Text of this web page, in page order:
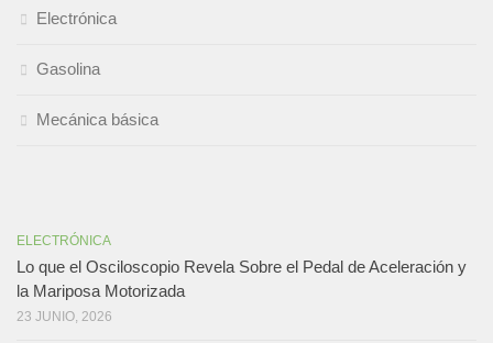
Electrónica
Gasolina
Mecánica básica
ELECTRÓNICA
Lo que el Osciloscopio Revela Sobre el Pedal de Aceleración y
la Mariposa Motorizada
23 JUNIO, 2026